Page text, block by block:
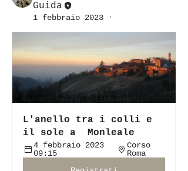
Guida
1 febbraio 2023 ·
L'anello tra i colli e
il sole a  Monleale
4 febbraio 2023
09:15
Corso
Roma